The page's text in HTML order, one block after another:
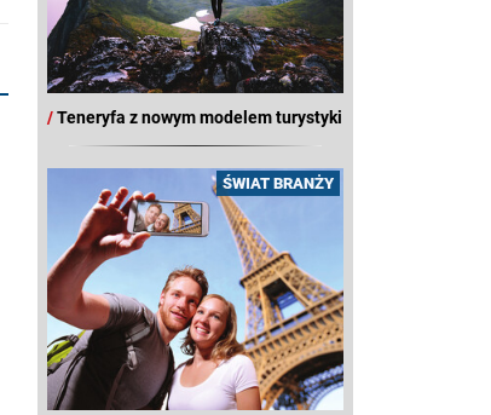
/Teneryfa z nowym modelem turystyki
ŚWIAT BRANŻY